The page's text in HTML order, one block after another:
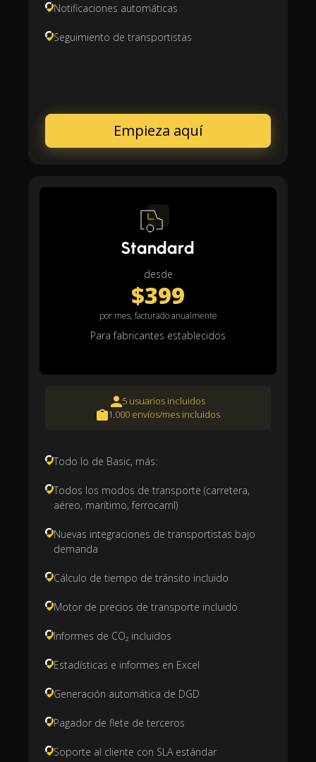
Notificaciones automáticas
Seguimiento de transportistas
Empieza aquí
Standard
desde
$399
por mes, facturado anualmente
Para fabricantes establecidos
5 usuarios incluidos
1.000 envíos/mes incluidos
Todo lo de Basic, más:
Todos los modos de transporte (carretera,
aéreo, marítimo, ferrocarril)
Nuevas integraciones de transportistas bajo
demanda
Cálculo de tiempo de tránsito incluido
Motor de precios de transporte incluido
Informes de CO₂ incluidos
Estadísticas e informes en Excel
Generación automática de DGD
Pagador de flete de terceros
Soporte al cliente con SLA estándar